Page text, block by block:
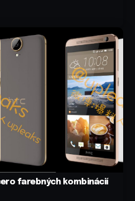
farebných kombinácií